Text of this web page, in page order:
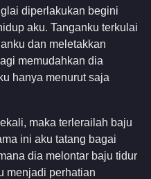
diperlakukan begini
aku. Tanganku terkulai
dan meletakkan
memudahkan dia
hanya menurut saja
maka terlerailah baju
ini aku tatang bagai
dia melontar baju tidur
menjadi perhatian